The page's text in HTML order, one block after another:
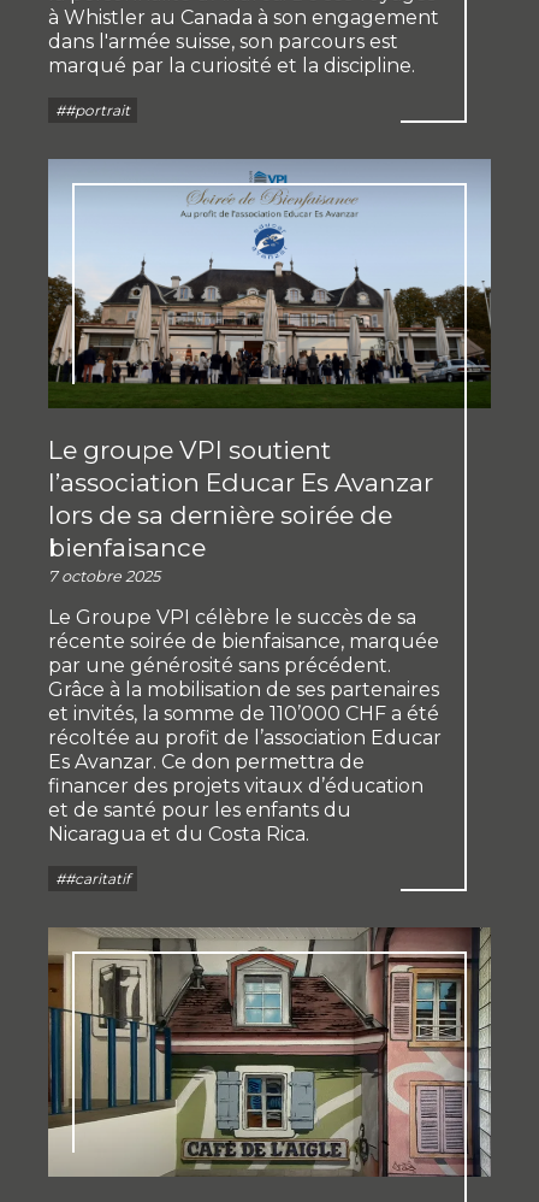
à Whistler au Canada à son engagement
dans l'armée suisse, son parcours est
marqué par la curiosité et la discipline.
##portrait
Le groupe VPI soutient
l’association Educar Es Avanzar
lors de sa dernière soirée de
bienfaisance
7 octobre 2025
Le Groupe VPI célèbre le succès de sa
récente soirée de bienfaisance, marquée
par une générosité sans précédent.
Grâce à la mobilisation de ses partenaires
et invités, la somme de 110’000 CHF a été
récoltée au profit de l’association Educar
Es Avanzar. Ce don permettra de
financer des projets vitaux d’éducation
et de santé pour les enfants du
Nicaragua et du Costa Rica.
##caritatif